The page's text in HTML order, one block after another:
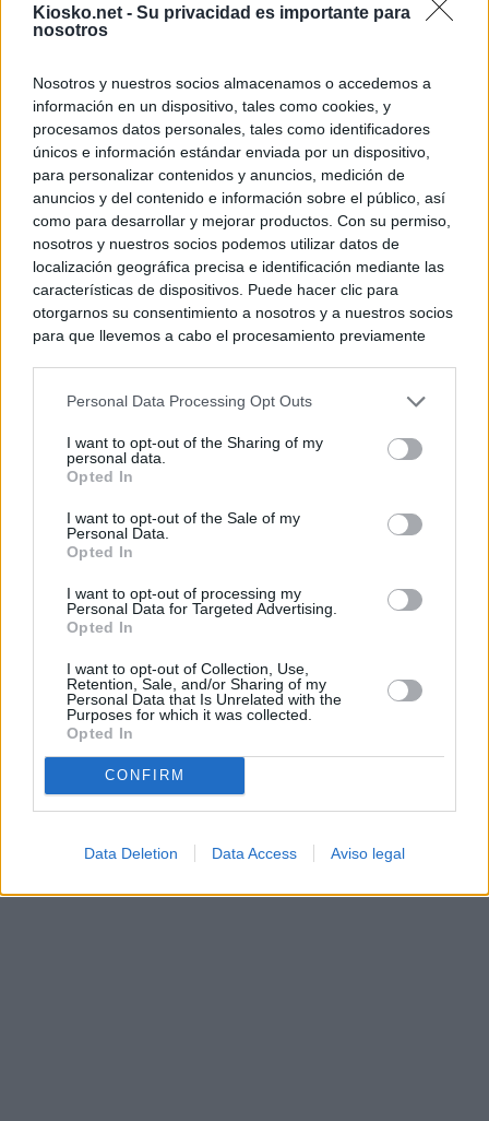
Kiosko.net - Su privacidad es importante para
nosotros
Nosotros y nuestros socios almacenamos o accedemos a
información en un dispositivo, tales como cookies, y
procesamos datos personales, tales como identificadores
únicos e información estándar enviada por un dispositivo,
para personalizar contenidos y anuncios, medición de
anuncios y del contenido e información sobre el público, así
como para desarrollar y mejorar productos. Con su permiso,
nosotros y nuestros socios podemos utilizar datos de
localización geográfica precisa e identificación mediante las
características de dispositivos. Puede hacer clic para
otorgarnos su consentimiento a nosotros y a nuestros socios
para que llevemos a cabo el procesamiento previamente
negar su consentimiento. Tenga en cuenta que algún
de su consentimiento, pero usted tiene el derecho de
rechazar tal procesamiento. Sus preferencias se aplicarán
cualquier momento entrando de nuevo en este sitio web o
visitando nuestra política de privacidad.
Personal Data Processing Opt Outs
I want to opt-out of the Sharing of my
personal data.
Opted In
I want to opt-out of the Sale of my
Personal Data.
Opted In
I want to opt-out of processing my
Personal Data for Targeted Advertising.
Opted In
I want to opt-out of Collection, Use,
Retention, Sale, and/or Sharing of my
Personal Data that Is Unrelated with the
Purposes for which it was collected.
Opted In
CONFIRM
Data Deletion Data Access Aviso legal